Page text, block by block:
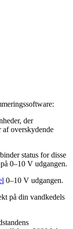
der
af overskydende
status for disse
0–10 V udgangen.
0–10 V udgangen.
på din vandkedels